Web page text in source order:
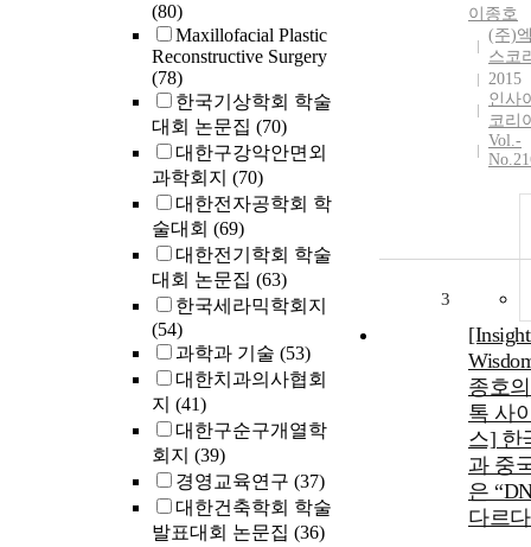
(80)
Maxillofacial Plastic
Reconstructive Surgery
(78)
한국기상학회 학술
대회 논문집 (70)
대한구강악안면외
과학회지 (70)
대한전자공학회 학
술대회 (69)
대한전기학회 학술
대회 논문집 (63)
한국세라믹학회지
(54)
과학과 기술 (53)
대한치과의사협회
지 (41)
대한구순구개열학
회지 (39)
경영교육연구 (37)
대한건축학회 학술
발표대회 논문집 (36)
이종호
(주)
스코
2015
인사
코리
Vol.-
3
종호
톡 사
스] 한
과 중
은
다르